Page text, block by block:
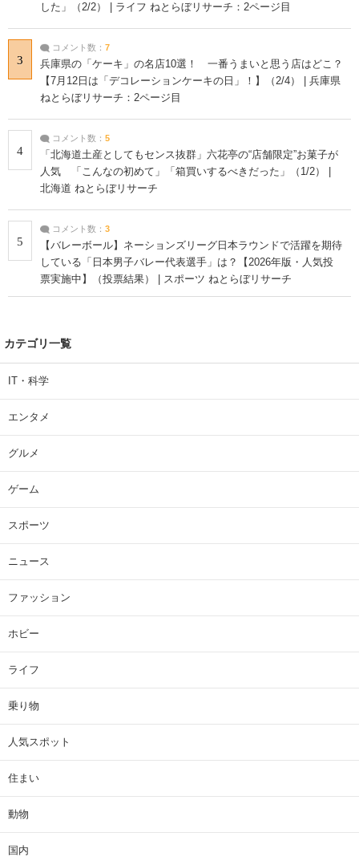
した」（2/2） | ライフ ねとらぼリサーチ：2ページ目
3
コメント数： 7
兵庫県の「ケーキ」の名店10選！ 一番うまいと思う店はどこ？
【7月12日は「デコレーションケーキの日」！】（2/4） | 兵庫県
ねとらぼリサーチ：2ページ目
4
コメント数： 5
「北海道土産としてもセンス抜群」六花亭の“店舗限定”お菓子が
人気 「こんなの初めて」「箱買いするべきだった」（1/2） |
北海道 ねとらぼリサーチ
5
コメント数： 3
【バレーボール】ネーションズリーグ日本ラウンドで活躍を期待
している「日本男子バレー代表選手」は？【2026年版・人気投
票実施中】（投票結果） | スポーツ ねとらぼリサーチ
カテゴリ一覧
IT・科学
エンタメ
グルメ
ゲーム
スポーツ
ニュース
ファッション
ホビー
ライフ
乗り物
人気スポット
住まい
動物
国内